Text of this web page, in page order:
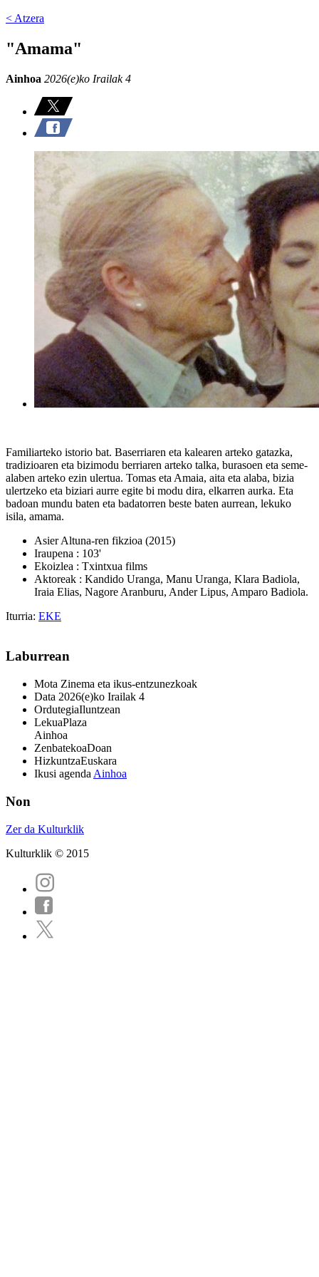
< Atzera
"Amama"
Ainhoa 2026(e)ko Irailak 4
Familiarteko istorio bat. Baserriaren eta kalearen arteko gatazka,
tradizioaren eta bizimodu berriaren arteko talka, burasoen eta seme-
alaben arteko ezin ulertua. Tomas eta Amaia, aita eta alaba, bizia
ulertzeko eta biziari aurre egite bi modu dira, elkarren aurka. Eta
badoan mundu baten eta badatorren beste baten aurrean, lekuko
isila, amama.
Asier Altuna-ren fikzioa (2015)
Iraupena : 103'
Ekoizlea : Txintxua films
Aktoreak : Kandido Uranga, Manu Uranga, Klara Badiola,
Iraia Elias, Nagore Aranburu, Ander Lipus, Amparo Badiola.
Iturria: EKE
Laburrean
Mota Zinema eta ikus-entzunezkoak
Data 2026(e)ko Irailak 4
OrdutegiaIluntzean
LekuaPlaza
Ainhoa
ZenbatekoaDoan
HizkuntzaEuskara
Ikusi agenda Ainhoa
Non
Zer da Kulturklik
Kulturklik © 2015